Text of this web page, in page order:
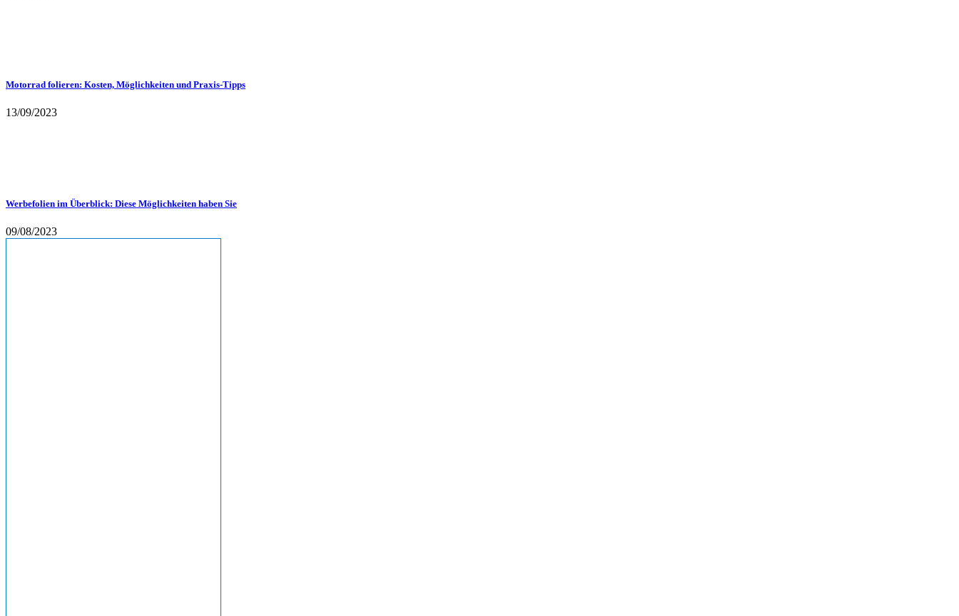
Motorrad folieren: Kosten, Möglichkeiten und Praxis-Tipps
13/09/2023
Werbefolien im Überblick: Diese Möglichkeiten haben Sie
09/08/2023